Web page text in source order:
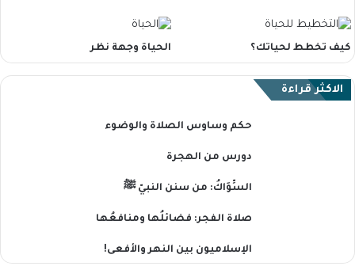
كيف تخطط لحياتك؟ الحياة وجهة نظر
الاكثر قراءة
حكم وساوس الصلاة والوضوء
دورس من الهجرة
السِّوَاكُ: من سنن النبيّ ﷺ
صلاة الفجر: فضائلُها ومنافعُها
الإسلاميون بين النهر والأفعى!